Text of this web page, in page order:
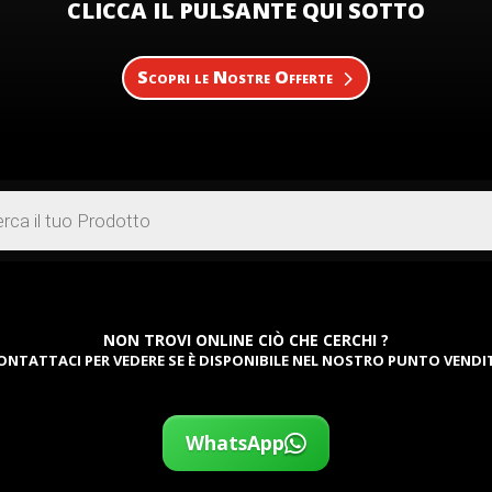
CLICCA IL PULSANTE QUI SOTTO
Scopri le Nostre Offerte
NON TROVI ONLINE CIÒ CHE CERCHI ?
PER VEDERE SE È DISPONIBILE NEL NOSTRO PUNTO
WhatsApp